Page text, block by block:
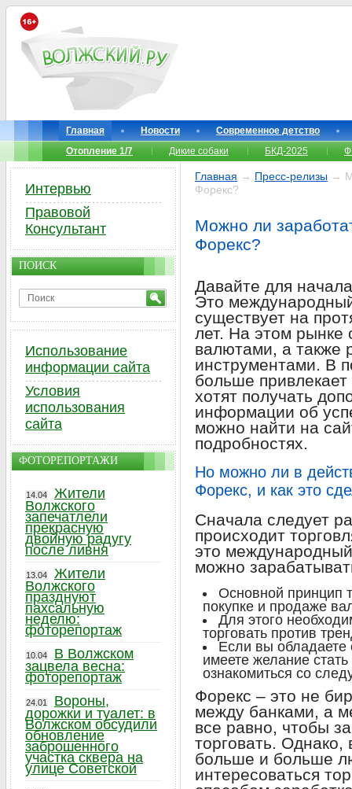
Главная Новости
Современное детство
Отопление 1/7
Дикие собаки БКД-2025
Главная → Пресс-релизы →
Форекс?
Можно ли
Форекс?
Давайте для
Это
существует на
лет. На этом рынке
валютами, а также
инструментами. В
больше
хотят получать
информации об
можно найти на
подробностях.
Но можно ли в
Форекс, и как это
Сначала следует
происходит
это
можно
Основной принцип
покупке и продаже
Для этого
торговать против
Если вы обладаете
имеете желание
ознакомиться со
Форекс – это не
между банками, а
все равно, чтобы
торговать.
больше и больше
интересоваться
Интервью
Правовой
Консультант
ПОИСК
Использование
информации сайта
Условия
использования
сайта
ФОТОРЕПОРТАЖИ
14.04
Жители
Волжского
запечатлели
прекрасную
двойную радугу
после ливня
13.04
Жители
Волжского
празднуют
пахсальную
неделю:
фоторепортаж
10.04
В Волжском
зацвела весна:
фоторепортаж
24.01
Вороны,
дорожки и туалет: в
Волжском обсудили
обновление
заброшенного
участка сквера на
улице Советской